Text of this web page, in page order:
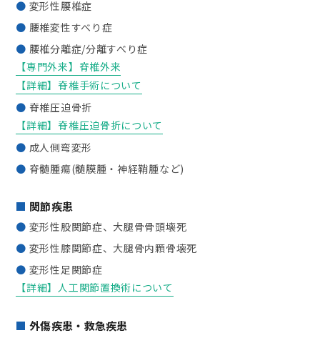
変形性腰椎症
腰椎変性すべり症
腰椎分離症/分離すべり症
【専門外来】脊椎外来
【詳細】脊椎手術について
脊椎圧迫骨折
【詳細】脊椎圧迫骨折について
成人側弯変形
脊髄腫瘍(髄膜腫・神経鞘腫など)
関節疾患
変形性股関節症、大腿骨骨頭壊死
変形性膝関節症、大腿骨内顆骨壊死
変形性足関節症
【詳細】人工関節置換術について
外傷疾患・救急疾患